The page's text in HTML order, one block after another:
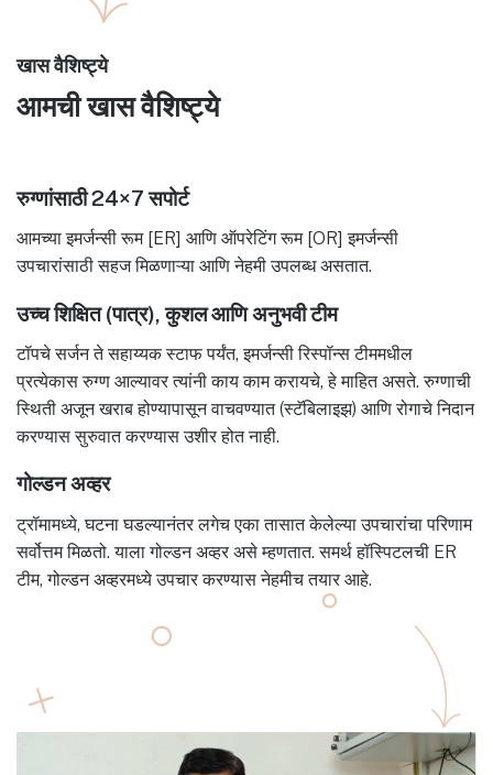
खास वैशिष्ट्ये
आमची खास वैशिष्ट्ये
रुग्णांसाठी 24×7 सपोर्ट
आमच्या इमर्जन्सी रूम [ER] आणि ऑपरेटिंग रूम [OR] इमर्जन्सी
उपचारांसाठी सहज मिळणाऱ्या आणि नेहमी उपलब्ध असतात.
उच्च शिक्षित (पात्र), कुशल आणि अनुभवी टीम
टॉपचे सर्जन ते सहाय्यक स्टाफ पर्यंत, इमर्जन्सी रिस्पॉन्स टीममधील
प्रत्येकास रुग्ण आल्यावर त्यांनी काय काम करायचे, हे माहित असते. रुग्णाची
स्थिती अजून खराब होण्यापासून वाचवण्यात (स्टॅबिलाइझ) आणि रोगाचे निदान
करण्यास सुरुवात करण्यास उशीर होत नाही.
गोल्डन अव्हर
ट्रॉमामध्ये, घटना घडल्यानंतर लगेच एका तासात केलेल्या उपचारांचा परिणाम
सर्वोत्तम मिळतो. याला गोल्डन अव्हर असे म्हणतात. समर्थ हॉस्पिटलची ER
टीम, गोल्डन अव्हरमध्ये उपचार करण्यास नेहमीच तयार आहे.